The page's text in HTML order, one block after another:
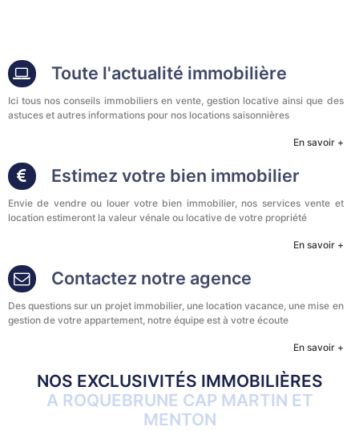
Toute l'actualité immobilière
Ici tous nos conseils immobiliers en vente, gestion locative ainsi que des
astuces et autres informations pour nos locations saisonnières
En savoir +
Estimez votre bien immobilier
Envie de vendre ou louer votre bien immobilier, nos services vente et
location estimeront la valeur vénale ou locative de votre propriété
En savoir +
Contactez notre agence
Des questions sur un projet immobilier, une location vacance, une mise en
gestion de votre appartement, notre équipe est à votre écoute
En savoir +
NOS EXCLUSIVITÉS IMMOBILIÈRES
A ROQUEBRUNE CAP MARTIN ET
MENTON